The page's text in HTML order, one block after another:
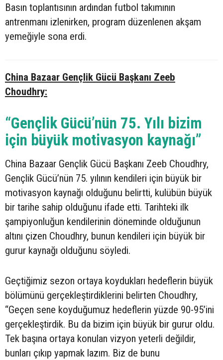
Basın toplantısının ardından futbol takımının
antrenmanı izlenirken, program düzenlenen akşam
yemeğiyle sona erdi.
China Bazaar Gençlik Gücü Başkanı Zeeb
Choudhry:
“Gençlik Gücü’nün 75. Yılı bizim
için büyük motivasyon kaynağı”
China Bazaar Gençlik Gücü Başkanı Zeeb Choudhry,
Gençlik Gücü’nün 75. yılının kendileri için büyük bir
motivasyon kaynağı olduğunu belirtti, kulübün büyük
bir tarihe sahip olduğunu ifade etti. Tarihteki ilk
şampiyonluğun kendilerinin döneminde olduğunun
altını çizen Choudhry, bunun kendileri için büyük bir
gurur kaynağı olduğunu söyledi.
Geçtiğimiz sezon ortaya koydukları hedeflerin büyük
bölümünü gerçekleştirdiklerini belirten Choudhry,
“Geçen sene koyduğumuz hedeflerin yüzde 90-95’ini
gerçekleştirdik. Bu da bizim için büyük bir gurur oldu.
Tek başına ortaya konulan vizyon yeterli değildir,
bunları çıkıp yapmak lazım. Biz de bunu